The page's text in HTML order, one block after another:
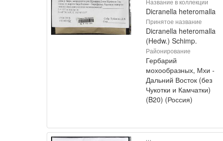
Название в коллекции
Dicranella heteromalla
Принятое название
Dicranella heteromalla
(Hedw.) Schimp.
Районирование
Гербарий
мохообразных, Мхи -
Дальний Восток (без
Чукотки и Камчатки)
(B20) (Россия)